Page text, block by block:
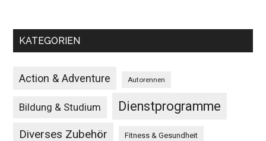
KATEGORIEN
Action & Adventure Autorennen
Bildung & Studium Dienstprogramme
Diverses Zubehör Fitness & Gesundheit